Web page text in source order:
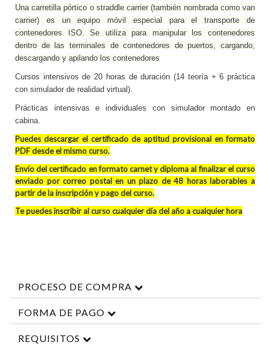
Una carretilla pórtico o straddle carrier (también nombrada como van
carrier)​ es un equipo móvil especial para el transporte de
contenedores ISO. Se utiliza para manipular los contenedores
dentro de las terminales de contenedores de puertos, cargando,
descargando y apilando los contenedores
Cursos intensivos de 20 horas de duración (14 teoría + 6 práctica
con simulador de realidad virtual).
Prácticas intensivas e individuales con simulador montado en
cabina.
Puedes descargar el certificado de aptitud provisional en formato
PDFdesde el mismo curso.
Envío del certificado en formato carnet y diploma al finalizar el curso
enviado por correo postal en un plazo de 48 horas laborables a
partir de la inscripción y pago del curso.
Te puedes inscribir al curso cualquier día del año a cualquier hora
PROCESO DE COMPRA
FORMA DE PAGO
REQUISITOS